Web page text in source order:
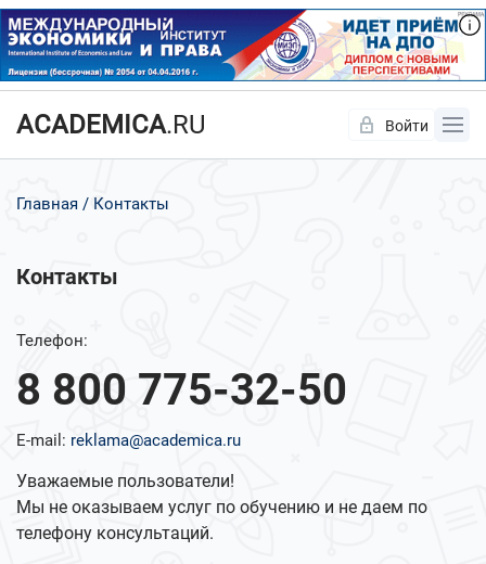
ACADEMICA.RU Войти
Главная Контакты
Контакты
Телефон:
8 800 775-32-50
E-mail: reklama@academica.ru
Уважаемые пользователи!
Мы не оказываем услуг по обучению и не даем по
телефону консультаций.
Да Нет